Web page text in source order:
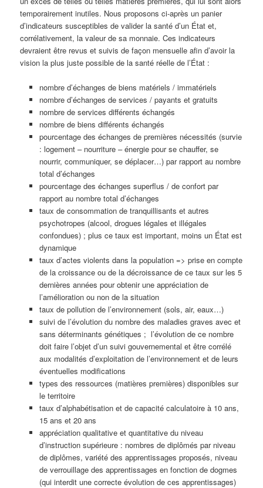
temporairement inutiles. Nous proposons ci-après un panier
d’indicateurs susceptibles de valider la santé d’un État et,
corrélativement, la valeur de sa monnaie. Ces indicateurs
devraient être revus et suivis de façon mensuelle afin d’avoir la
vision la plus juste possible de la santé réelle de l’État :
nombre d’échanges de biens matériels / immatériels
nombre d’échanges de services / payants et gratuits
nombre de services différents échangés
nombre de biens différents échangés
pourcentage des échanges de premières nécessités (survie
: logement – nourriture – énergie pour se chauffer, se
nourrir, communiquer, se déplacer…) par rapport au nombre
total d’échanges
pourcentage des échanges superflus / de confort par
rapport au nombre total d’échanges
taux de consommation de tranquillisants et autres
psychotropes (alcool, drogues légales et illégales
confondues) ; plus ce taux est important, moins un État est
dynamique
taux d’actes violents dans la population => prise en compte
de la croissance ou de la décroissance de ce taux sur les 5
dernières années pour obtenir une appréciation de
l’amélioration ou non de la situation
taux de pollution de l’environnement (sols, air, eaux…)
suivi de l’évolution du nombre des maladies graves avec et
sans déterminants génétiques ; l’évolution de ce nombre
doit faire l’objet d’un suivi gouvernemental et être corrélé
aux modalités d’exploitation de l’environnement et de leurs
éventuelles modifications
types des ressources (matières premières) disponibles sur
le territoire
taux d’alphabétisation et de capacité calculatoire à 10 ans,
15 ans et 20 ans
appréciation qualitative et quantitative du niveau
d’instruction supérieure : nombres de diplômés par niveau
de diplômes, variété des apprentissages proposés, niveau
de verrouillage des apprentissages en fonction de dogmes
(qui interdit une correcte évolution de ces apprentissages)